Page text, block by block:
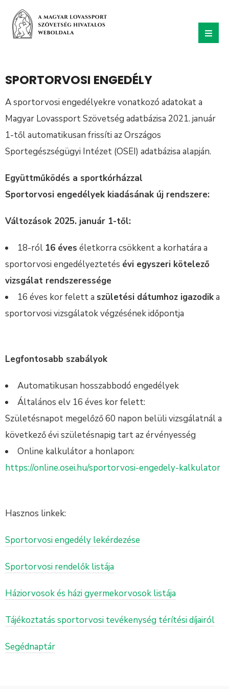
SPORTORVOSI ENGEDÉLY
A sportorvosi engedélyekre vonatkozó adatokat a
Magyar Lovassport Szövetség adatbázisa 2021. január
1-től automatikusan frissíti az Országos
Sportegészségügyi Intézet (OSEI) adatbázisa alapján.
Együttműködés a sportkórházzal
Sportorvosi engedélyek kiadásának új rendszere:
Változások 2025. január 1-től:
18-ról 16 éves életkorra csökkent a korhatára a
sportorvosi engedélyeztetés évi egyszeri kötelező
vizsgálat rendszeressége
16 éves kor felett a születési dátumhoz igazodika
sportorvosi vizsgálatok végzésének időpontja
Legfontosabb szabályok
Automatikusan hosszabbodó engedélyek
Általános elv 16 éves kor felett:
Születésnapot megelőző 60 napon belüli vizsgálatnál a
következő évi születésnapig tart az érvényesség
Online kalkulátor a honlapon:
https://online.osei.hu/sportorvosi-engedely-kalkulator
Hasznos linkek:
Sportorvosi engedély lekérdezése
Sportorvosi rendelők listája
Háziorvosok és házi gyermekorvosok listája
Tájékoztatás sportorvosi tevékenység térítési díjairól
Segédnaptár